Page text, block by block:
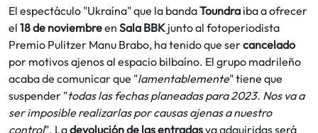
El espectáculo "Ukraína" que la bandaToundra iba a ofrecer
el 18 de noviembreen Sala BBK junto al fotoperiodista
Premio Pulitzer Manu Brabo, ha tenido que sercancelado
por motivos ajenos al espacio bilbaíno. El grupo madrileño
acaba de comunicar que "lamentablemente" tiene que
suspender "todas las fechas planeadas para 2023. Nos va a
ser imposible realizarlas por causas ajenas a nuestro
control". Ladevolución de las entradasya adquiridas será